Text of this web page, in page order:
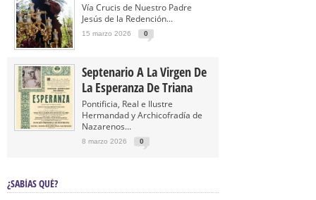
Vía Crucis de Nuestro Padre
Jesús de la Redención...
15 marzo 2026 0
Septenario A La Virgen De
La Esperanza De Triana
Pontificia, Real e Ilustre
Hermandad y Archicofradía de
Nazarenos...
8 marzo 2026 0
¿SABÍAS QUÉ?